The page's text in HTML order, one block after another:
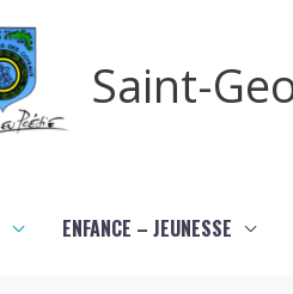
Saint-
ENFANCE – JEUNESSE